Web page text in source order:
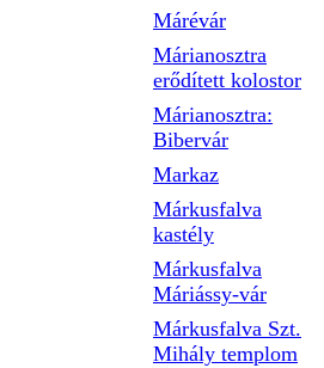
Márévár
Márianosztra
erődített kolostor
Márianosztra:
Bibervár
Markaz
Márkusfalva
kastély
Márkusfalva
Máriássy-vár
Márkusfalva Szt.
Mihály templom